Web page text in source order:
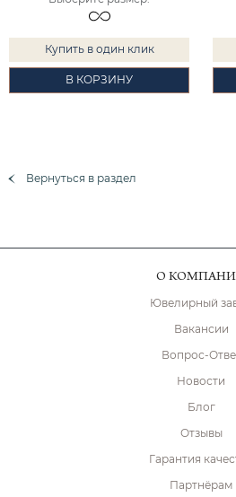
Купить в один клик
В КОРЗИНУ
Вернуться в раздел
О
Ювелирный
Вакансии
Вопрос-
Новости
Блог
Отзывы
Гарантия
Партнёрам